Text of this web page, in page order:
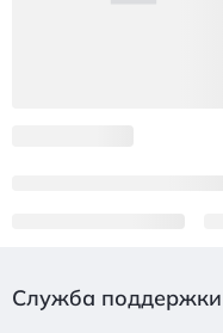
Служба поддержки